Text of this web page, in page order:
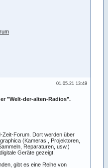
01.05.21 13:49
"Welt-der-alten-Radios".
Zeit-Forum. Dort werden über
(Kameras , Projektoren,
Reparaturen, usw.)
Geräte gezeigt.
gibt es eine Reihe von